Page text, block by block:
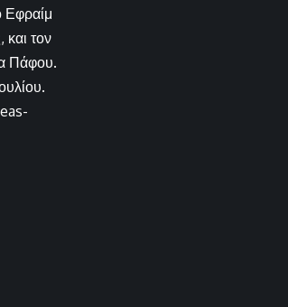
Εφραίμ
τον
Πάφου.